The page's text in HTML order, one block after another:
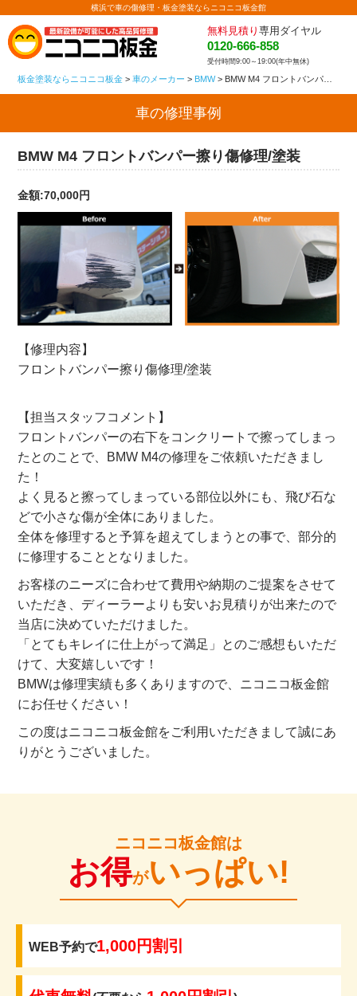
横浜で車の傷修理・板金塗装ならニコニコ板金館
無料見積り 専用ダイヤル
0120-666-858
受付時間9:00～19:00(年中無休)
板金塗装ならニコニコ板金 >車のメーカー > BMW> BMW M4 フロントバンパー擦り傷修理/塗装
車の修理事例
BMW M4 フロントバンパー擦り傷修理/塗装
金額:70,000円
【修理内容】
フロントバンパー擦り傷修理/塗装
【担当スタッフコメント】
フロントバンパーの右下をコンクリートで擦ってしまっ
たとのことで、BMW M4の修理をご依頼いただきまし
た！
よく見ると擦ってしまっている部位以外にも、飛び石な
どで小さな傷が全体にありました。
全体を修理すると予算を超えてしまうとの事で、部分的
に修理することとなりました。
お客様のニーズに合わせて費用や納期のご提案をさせて
いただき、ディーラーよりも安いお見積りが出来たので
当店に決めていただけました。
「とてもキレイに仕上がって満足」とのご感想もいただ
けて、大変嬉しいです！
BMWは修理実績も多くありますので、ニコニコ板金館
にお任せください！
この度はニコニコ板金館をご利用いただきまして誠にあ
りがとうございました。
ニコニコ板金館は
お得がいっぱい!
WEB予約で1,000円割引